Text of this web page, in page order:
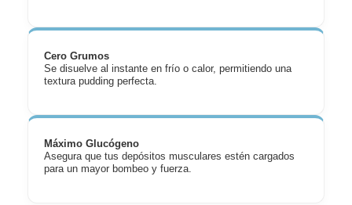
Cero Grumos
Se disuelve al instante en frío o calor, permitiendo una
textura pudding perfecta.
Máximo Glucógeno
Asegura que tus depósitos musculares estén cargados
para un mayor bombeo y fuerza.